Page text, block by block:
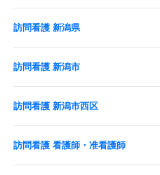
訪問看護 新潟県
訪問看護 新潟市
訪問看護 新潟市西区
訪問看護 看護師・准看護師